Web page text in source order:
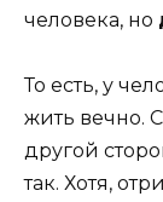
человека, но
То есть, у
жить вечно.
другой
так. Хотя,